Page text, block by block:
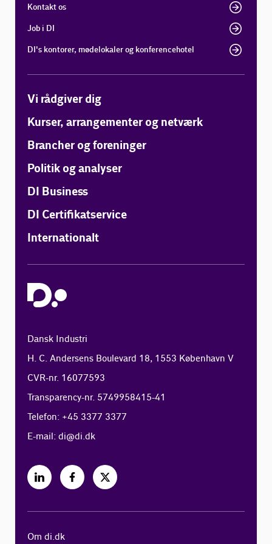
Kontakt os
Job i DI
DI's kontorer, mødelokaler og konferencehotel
Vi rådgiver dig
Kurser, arrangementer og netværk
Brancher og foreninger
Politik og analyser
DI Business
DI Certifikatservice
Internationalt
Dansk Industri
H. C. Andersens Boulevard 18, 1553 København V
CVR-nr. 16077593
Transparency-nr. 5749958415-41
Telefon: +45 3377 3377
E-mail:di@di.dk
Om di.dk